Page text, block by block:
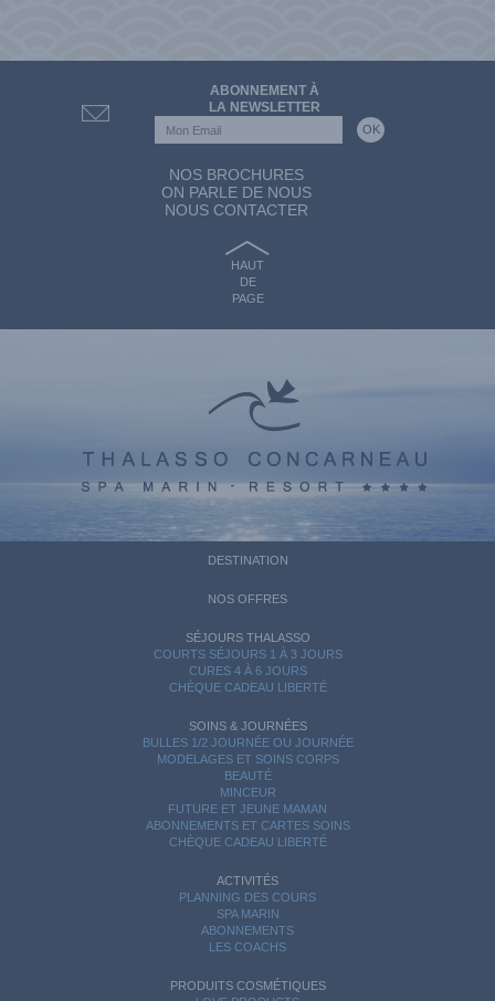
ABONNEMENT À
LA NEWSLETTER
NOS BROCHURES
ON PARLE DE NOUS
NOUS CONTACTER
HAUT
DE
PAGE
DESTINATION
NOS OFFRES
SÉJOURS THALASSO
COURTS SÉJOURS 1 À 3 JOURS
CURES 4 À 6 JOURS
CHÈQUE CADEAU LIBERTÉ
SOINS & JOURNÉES
BULLES 1/2 JOURNÉE OU JOURNÉE
MODELAGES ET SOINS CORPS
BEAUTÉ
MINCEUR
FUTURE ET JEUNE MAMAN
ABONNEMENTS ET CARTES SOINS
CHÈQUE CADEAU LIBERTÉ
ACTIVITÉS
PLANNING DES COURS
SPA MARIN
ABONNEMENTS
LES COACHS
PRODUITS COSMÉTIQUES